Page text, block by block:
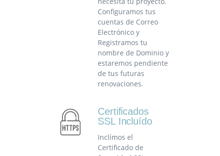
Configuramos tus
cuentas de Correo
Electrónico y
Registramos tu
nombre de Dominio y
estaremos pendiente
de tus futuras
renovaciones.
Certificados
SSL Incluído
Inclímos el
Certificado de